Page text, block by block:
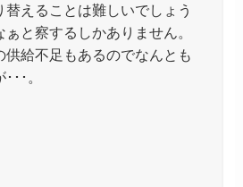
替えることは難しいでしょう
と察するしかありません。
供給不足もあるのでなんとも
･･。